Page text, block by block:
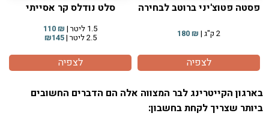
פסטה פטוצ'יני ברוטב לבחירה
2 ק"ג | ₪
180
לצפיה
סלט נודלס קר אסייתי
1.5 ליטר | ₪
110
2.5 ליטר | ₪145
לצפיה
בארגון הקייטרינג לבר המצווה אלה הם הדברים החשובים
ביותר שצריך לקחת בחשבון: